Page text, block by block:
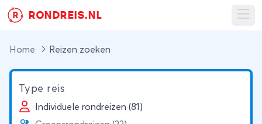
R RONDREIS.NL
Home Reizen zoeken
Type reis
Individuele rondreizen (81)